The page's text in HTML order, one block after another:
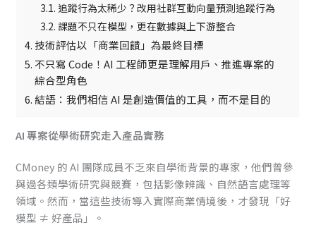
追蹤行為太稀少？改用社群互動向量預測追蹤行為
課題不只在模型，更在數據與上下游整合
技術評估以「商業回饋」為最終目標
不只寫 Code！AI 工程師更是理解用戶、推進專案的
綜合型角色
結語：我們相信 AI 是創造價值的工具，而不是目的
AI 專案從學術研究走入產品實務
CMoney 的 AI 團隊成員不乏來自學術背景的專家，他們曾參
與過各類學術研究與競賽，包括影像辨識、自然語言處理等
領域。然而，當這些技術導入實際商業情境後，才發現「好
模型 ≠ 好產品」。